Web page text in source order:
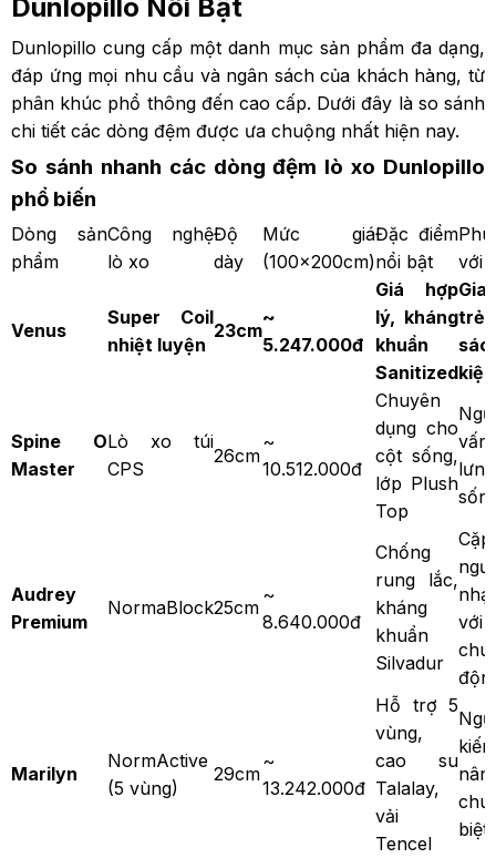
Dunlopillo Nổi Bật
Dunlopillo cung cấp một danh mục sản phẩm đa dạng,
đáp ứng mọi nhu cầu và ngân sách của khách hàng, từ
phân khúc phổ thông đến cao cấp. Dưới đây là so sánh
chi tiết các dòng đệm được ưa chuộng nhất hiện nay.
So sánh nhanh các dòng đệm lò xo Dunlopillo
phổ biến
Dòng sản
phẩm
Công nghệ
lò xo
Độ
dày
Mức giá
(100x200cm)
Đặc điểm
nổi bật
với
Venus
Super Coil
nhiệt luyện
23cm
~
5.247.000đ
Giá hợp
lý, kháng
khuẩn
Sanitized
trẻ,
Spine O
Master
Lò xo túi
CPS
26cm
~
10.512.000đ
Chuyên
dụng cho
cột sống,
lớp Plush
Top
vấn
Audrey
Premium
NormaBlock25cm
~
8.640.000đ
Chống
rung lắc,
kháng
khuẩn
Silvadur
với
Marilyn
NormActive
(5 vùng)
29cm
~
13.242.000đ
Hỗ trợ 5
vùng,
cao su
Talalay,
vải
Tencel
biệt